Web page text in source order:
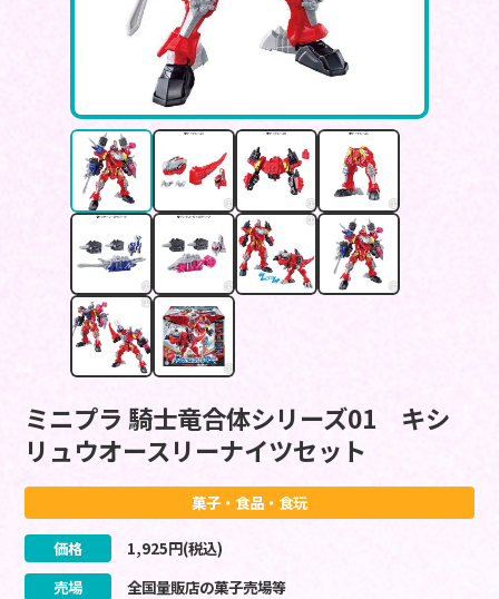
ミニプラ 騎士竜合体シリーズ01 キシ
リュウオースリーナイツセット
菓子・食品・食玩
価格 1,925円(税込)
売場
全国量販店の菓子売場等